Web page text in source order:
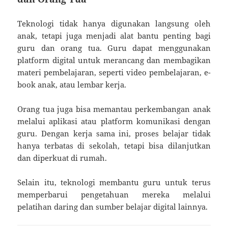
Teknologi tidak hanya digunakan langsung oleh
anak, tetapi juga menjadi alat bantu penting bagi
guru dan orang tua. Guru dapat menggunakan
platform digital untuk merancang dan membagikan
materi pembelajaran, seperti video pembelajaran, e-
book anak, atau lembar kerja.
Orang tua juga bisa memantau perkembangan anak
melalui aplikasi atau platform komunikasi dengan
guru. Dengan kerja sama ini, proses belajar tidak
hanya terbatas di sekolah, tetapi bisa dilanjutkan
dan diperkuat di rumah.
Selain itu, teknologi membantu guru untuk terus
memperbarui pengetahuan mereka melalui
pelatihan daring dan sumber belajar digital lainnya.